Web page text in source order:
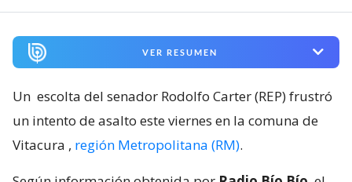
VER RESUMEN
Un escolta del senador Rodolfo Carter (REP) frustró
un intento de asalto este viernes en la comuna de
Vitacura , región Metropolitana (RM).